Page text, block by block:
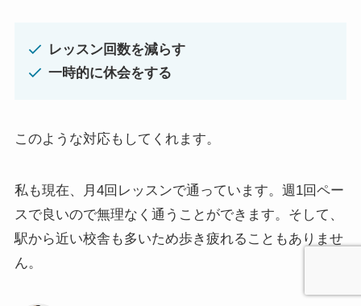
レッスン回数を減らす
一時的に休会をする
このような対応もしてくれます。
私も現在、月4回レッスンで通っています。週1回ペー
スで良いので無理なく通うことができます。そして、
駅から近い校舎も多いため歩き疲れることもありませ
ん。